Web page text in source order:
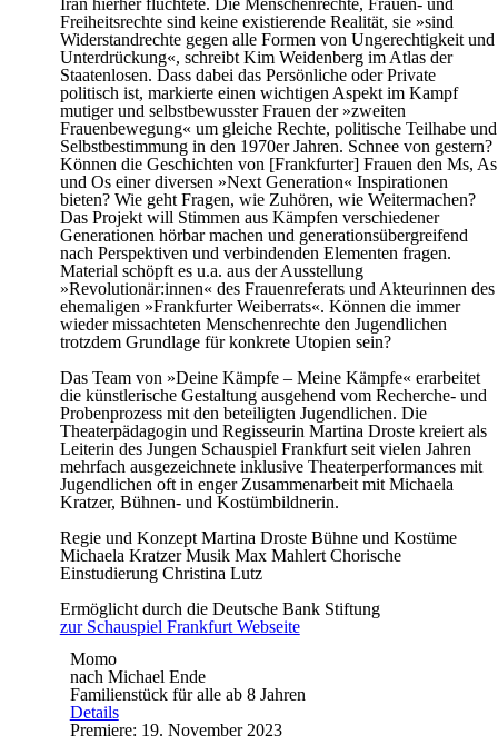
Freiheitsrechte sind keine existierende Realität, sie »sind
Widerstandrechte gegen alle Formen von Ungerechtigkeit und
Unterdrückung«, schreibt Kim Weidenberg im Atlas der
Staatenlosen. Dass dabei das Persönliche oder Private
politisch ist, markierte einen wichtigen Aspekt im Kampf
mutiger und selbstbewusster Frauen der »zweiten
Frauenbewegung« um gleiche Rechte, politische Teilhabe und
Selbstbestimmung in den 1970er Jahren. Schnee von gestern?
Können die Geschichten von [Frankfurter] Frauen den Ms, As
und Os einer diversen »Next Generation« Inspirationen
bieten? Wie geht Fragen, wie Zuhören, wie Weitermachen?
Das Projekt will Stimmen aus Kämpfen verschiedener
Generationen hörbar machen und generationsübergreifend
nach Perspektiven und verbindenden Elementen fragen.
Material schöpft es u.a. aus der Ausstellung
»Revolutionär:innen« des Frauenreferats und Akteurinnen des
ehemaligen »Frankfurter Weiberrats«. Können die immer
wieder missachteten Menschenrechte den Jugendlichen
trotzdem Grundlage für konkrete Utopien sein?
Das Team von »Deine Kämpfe – Meine Kämpfe« erarbeitet
die künstlerische Gestaltung ausgehend vom Recherche- und
Probenprozess mit den beteiligten Jugendlichen. Die
Theaterpädagogin und Regisseurin Martina Droste kreiert als
Leiterin des Jungen Schauspiel Frankfurt seit vielen Jahren
mehrfach ausgezeichnete inklusive Theaterperformances mit
Jugendlichen oft in enger Zusammenarbeit mit Michaela
Kratzer, Bühnen- und Kostümbildnerin.
Regie und Konzept Martina Droste Bühne und Kostüme
Michaela KratzerMusik Max Mahlert Chorische
EinstudierungChristina Lutz
Ermöglicht durch die Deutsche Bank Stiftung
zur Schauspiel Frankfurt Webseite
Momo
nach Michael Ende
Familienstück für alle ab 8 Jahren
Details
Premiere: 19. November 2023